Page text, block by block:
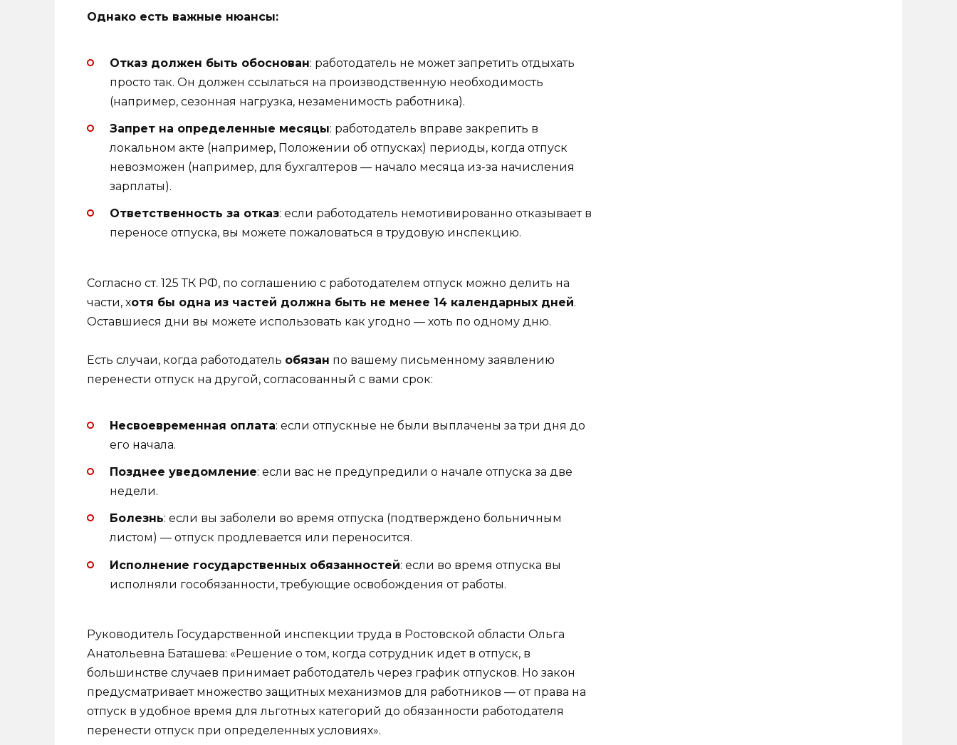
Однако есть важные нюансы:
Отказ должен быть обоснован: работодатель не может запретить отдыхать
просто так. Он должен ссылаться на производственную необходимость
(например, сезонная нагрузка, незаменимость работника).
Запрет на определенные месяцы: работодатель вправе закрепить в
локальном акте (например, Положении об отпусках) периоды, когда отпуск
невозможен (например, для бухгалтеров — начало месяца из-за начисления
зарплаты).
Ответственность за отказ: если работодатель немотивированно отказывает в
переносе отпуска, вы можете пожаловаться в трудовую инспекцию.
Согласно ст. 125 ТК РФ, по соглашению с работодателем отпуск можно делить на
части, хотя бы одна из частей должна быть не менее 14 календарных дней.
Оставшиеся дни вы можете использовать как угодно — хоть по одному дню.
Есть случаи, когда работодатель обязан по вашему письменному заявлению
перенести отпуск на другой, согласованный с вами срок:
Несвоевременная оплата: если отпускные не были выплачены за три дня до
его начала.
Позднее уведомление: если вас не предупредили о начале отпуска за две
недели.
Болезнь: если вы заболели во время отпуска (подтверждено больничным
листом) — отпуск продлевается или переносится.
Исполнение государственных обязанностей: если во время отпуска вы
исполняли гособязанности, требующие освобождения от работы.
Руководитель Государственной инспекции труда в Ростовской области Ольга
Анатольевна Баташева: «Решение о том, когда сотрудник идет в отпуск, в
большинстве случаев принимает работодатель через график отпусков. Но закон
предусматривает множество защитных механизмов для работников — от права на
отпуск в удобное время для льготных категорий до обязанности работодателя
перенести отпуск при определенных условиях».